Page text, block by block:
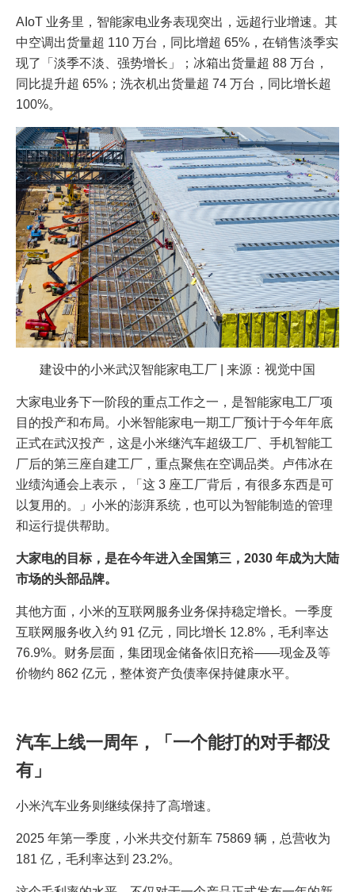
AIoT 业务里，智能家电业务表现突出，远超行业增速。其
中空调出货量超 110 万台，同比增超 65%，在销售淡季实
现了「淡季不淡、强势增长」；冰箱出货量超 88 万台，
同比提升超 65%；洗衣机出货量超 74 万台，同比增长超
100%。
建设中的小米武汉智能家电工厂 | 来源：视觉中国
大家电业务下一阶段的重点工作之一，是智能家电工厂项
目的投产和布局。小米智能家电一期工厂预计于今年年底
正式在武汉投产，这是小米继汽车超级工厂、手机智能工
厂后的第三座自建工厂，重点聚焦在空调品类。卢伟冰在
业绩沟通会上表示，「这 3 座工厂背后，有很多东西是可
以复用的。」小米的澎湃系统，也可以为智能制造的管理
和运行提供帮助。
大家电的目标，是在今年进入全国第三，2030 年成为大陆
市场的头部品牌。
其他方面，小米的互联网服务业务保持稳定增长。一季度
互联网服务收入约 91 亿元，同比增长 12.8%，毛利率达
76.9%。财务层面，集团现金储备依旧充裕——现金及等
价物约 862 亿元，整体资产负债率保持健康水平。
汽车上线一周年，「一个能打的对手都没
有」
小米汽车业务则继续保持了高增速。
2025 年第一季度，小米共交付新车 75869 辆，总营收为
181 亿，毛利率达到 23.2%。